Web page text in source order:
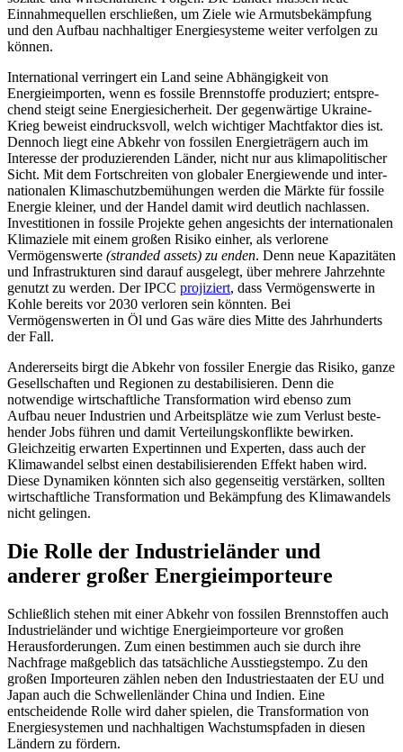
Einnahme­quellen erschließen, um Ziele wie Armuts­bekämpfung
und den Aufbau nachhaltiger Energiesysteme weiter verfolgen zu
kön­nen.
International verringert ein Land seine Abhängigkeit von
Energieimporten, wenn es fossile Brennstoffe produziert; entspre­
chend steigt seine Energiesicherheit. Der gegenwärtige Ukraine-
Krieg beweist ein­drucksvoll, welch wichtiger Machtfaktor dies ist.
Dennoch liegt eine Abkehr von fos­silen Energieträgern auch im
Interesse der produzierenden Länder, nicht nur aus klimapolitischer
Sicht. Mit dem Fortschrei­ten von globaler Energiewende und inter­
nationalen Klimaschutzbemühungen wer­den die Märkte für fossile
Energie kleiner, und der Handel damit wird deutlich nach­lassen.
Investitionen in fossile Projekte gehen angesichts der internationalen
Klima­ziele mit einem großen Risiko einher, als verlorene
Vermögenswerte (stranded assets) zu enden. Denn neue Kapazitäten
und Infra­strukturen sind darauf ausgelegt, über mehrere Jahrzehnte
genutzt zu werden. Der IPCC projiziert, dass Vermögenswerte in
Kohle bereits vor 2030 verloren sein könn­ten. Bei
Vermögenswerten in Öl und Gas wäre dies Mitte des Jahrhunderts
der Fall.
Andererseits birgt die Abkehr von fossi­ler Energie das Risiko, ganze
Gesellschaften und Regionen zu destabilisieren. Denn die
notwendige wirtschaftliche Transformation wird ebenso zum
Aufbau neuer Industrien und Arbeitsplätze wie zum Verlust beste­
hender Jobs führen und damit Verteilungs­konflikte bewirken.
Gleichzeitig erwarten Expertinnen und Experten, dass auch der
Klimawandel selbst einen destabilisieren­den Effekt haben wird.
Diese Dynamiken könnten sich also gegenseitig verstärken, sollten
wirtschaftliche Transformation und Bekämpfung des Klimawandels
nicht ge­lingen.
Die Rolle der Industrieländer und
anderer großer Energieimporteure
Schließlich stehen mit einer Abkehr von fossilen Brennstoffen auch
Industrieländer und wichtige Energieimporteure vor großen
Herausforderungen. Zum einen bestimmen auch sie durch ihre
Nachfrage maßgeblich das tatsächliche Ausstiegstempo. Zu den
großen Importeuren zählen neben den Industriestaaten der EU und
Japan auch die Schwellenländer China und Indien. Eine
entscheidende Rolle wird daher spielen, die Transformation von
Energiesystemen und nachhaltigen Wachstumspfaden in diesen
Ländern zu fördern.